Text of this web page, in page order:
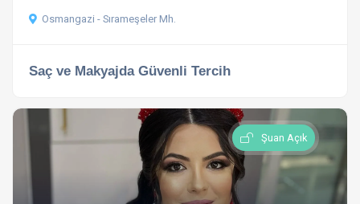
Osmangazi - Sırameşeler Mh.
Saç ve Makyajda Güvenli Tercih
Şuan Açık